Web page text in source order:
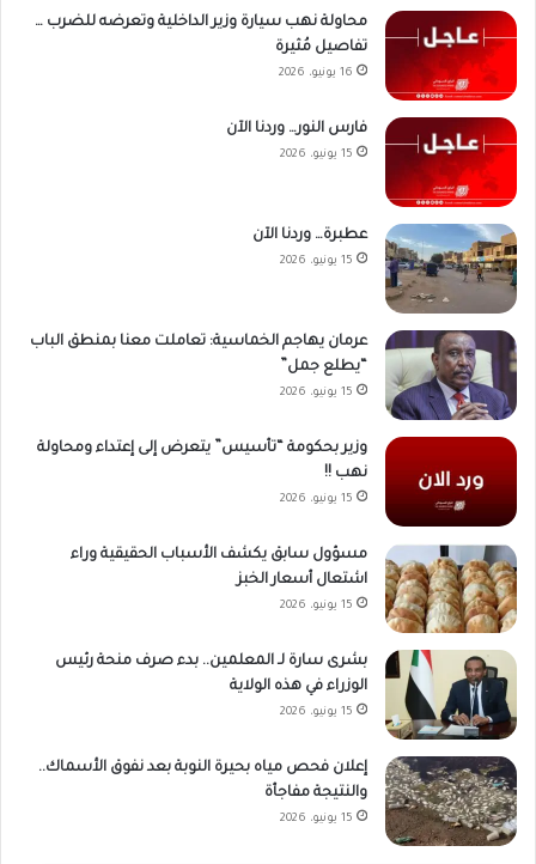
محاولة نهب سيارة وزير الداخلية وتعرضه للضرب …
تفاصيل مُثيرة
16 يونيو، 2026
فارس النور… وردنا الآن
15 يونيو، 2026
عطبرة… وردنا الآن
15 يونيو، 2026
عرمان يهاجم الخماسية: تعاملت معنا بمنطق الباب
“يطلع جمل”
15 يونيو، 2026
وزير بحكومة “تأسيس” يتعرض إلى إعتداء ومحاولة
نهب !!
15 يونيو، 2026
مسؤول سابق يكشف الأسباب الحقيقية وراء
اشتعال أسعار الخبز
15 يونيو، 2026
بشرى سارة لـ المعلمين.. بدء صرف منحة رئيس
الوزراء في هذه الولاية
15 يونيو، 2026
إعلان فحص مياه بحيرة النوبة بعد نفوق الأسماك..
والنتيجة مفاجأة
15 يونيو، 2026